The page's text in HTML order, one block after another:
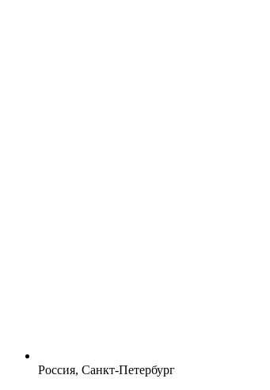
Россия, Санкт-Петербург